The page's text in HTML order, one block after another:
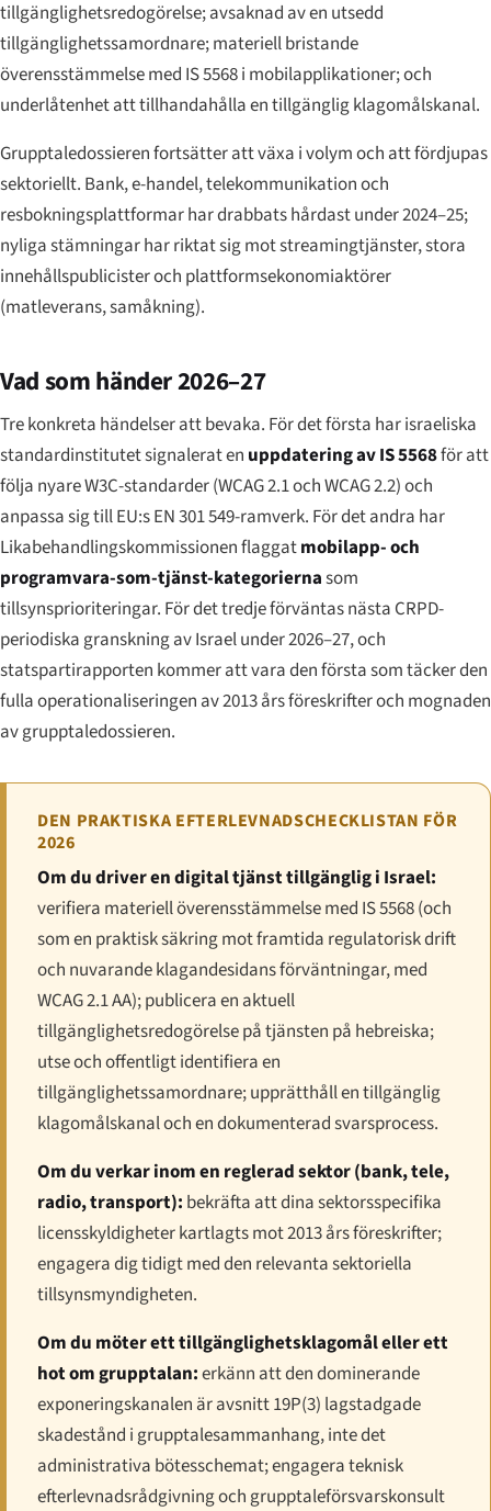
tillgänglighetsredogörelse; avsaknad av en utsedd
tillgänglighetssamordnare; materiell bristande
överensstämmelse med IS 5568 i mobilapplikationer; och
underlåtenhet att tillhandahålla en tillgänglig klagomålskanal.
Grupptale­dossieren fortsätter att växa i volym och att fördjupas
sektoriellt. Bank, e-handel, telekommunikation och
resbokningsplattformar har drabbats hårdast under 2024–25;
nyliga stämningar har riktat sig mot streamingtjänster, stora
innehållspublicister och plattformsekonomiaktörer
(matleverans, samåkning).
Vad som händer 2026–27
Tre konkreta händelser att bevaka. För det första har israeliska
standardinstitutet signalerat en uppdatering av IS 5568för att
följa nyare W3C-standarder (WCAG 2.1 och WCAG 2.2) och
anpassa sig till EU:s EN 301 549-ramverk. För det andra har
Likabehandlingskommissionen flaggatmobilapp- och
programvara-som-tjänst-kategoriernasom
tillsynsprioriteringar. För det tredje förväntas nästa CRPD-
periodiska granskning av Israel under 2026–27, och
statspartirapporten kommer att vara den första som täcker den
fulla operationaliseringen av 2013 års föreskrifter och mognaden
av grupptale­dossieren.
DEN PRAKTISKA EFTERLEVNADSCHECKLISTAN FÖR
2026
Om du driver en digital tjänst tillgänglig i Israel:
verifiera materiell överensstämmelse med IS 5568 (och
som en praktisk säkring mot framtida regulatorisk drift
och nuvarande klagandesidans förväntningar, med
WCAG 2.1 AA); publicera en aktuell
tillgänglighetsredogörelse på tjänsten på hebreiska;
utse och offentligt identifiera en
tillgänglighetssamordnare; upprätthåll en tillgänglig
klagomålskanal och en dokumenterad svarsprocess.
Om du verkar inom en reglerad sektor (bank, tele,
radio, transport): bekräfta att dina sektorsspecifika
licensskyldigheter kartlagts mot 2013 års föreskrifter;
engagera dig tidigt med den relevanta sektoriella
tillsynsmyndigheten.
Om du möter ett tillgänglighetsklagomål eller ett
hot om grupptalan:erkänn att den dominerande
exponeringskanalen är avsnitt 19P(3) lagstadgade
skadestånd i grupptalesammanhang, inte det
administrativa bötesschemat; engagera teknisk
efterlevnadsrådgivning och grupptaleförsvarskonsult